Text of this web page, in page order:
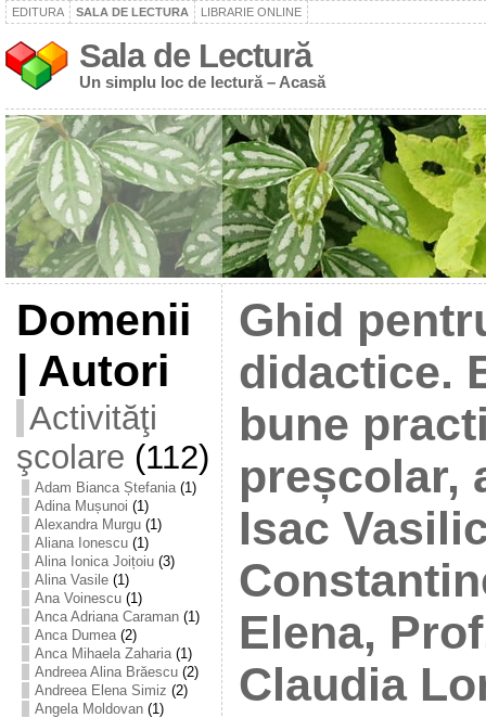
EDITURA SALA DE LECTURA LIBRARIE ONLINE
Sala de Lectură
Un simplu loc de lectură – Acasă
Domenii
| Autori
Activităţi
şcolare (112)
Adam Bianca Ștefania(1)
Adina Mușunoi (1)
Alexandra Murgu(1)
Aliana Ionescu(1)
Alina Ionica Joițoiu(3)
Alina Vasile(1)
Ana Voinescu(1)
Anca Adriana Caraman(1)
Anca Dumea(2)
Anca Mihaela Zaharia(1)
Andreea Alina Brăescu(2)
Andreea Elena Simiz (2)
Angela Moldovan(1)
Ghid
didactice.
bune
preșcolar,
Isac
Elena,
Claudia